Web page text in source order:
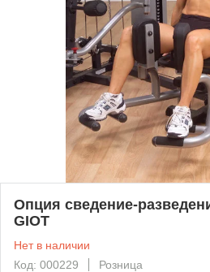
Опция сведение-
GIOT
Нет в наличии
Код: 000229
Розница